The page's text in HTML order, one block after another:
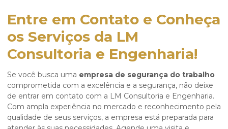
Entre em Contato e Conheça
os Serviços da LM
Consultoria e Engenharia!
Se você busca uma empresa de segurança do trabalho
comprometida com a excelência e a segurança, não deixe
de entrar em contato com a LM Consultoria e Engenharia.
Com ampla experiência no mercado e reconhecimento pela
qualidade de seus serviços, a empresa está preparada para